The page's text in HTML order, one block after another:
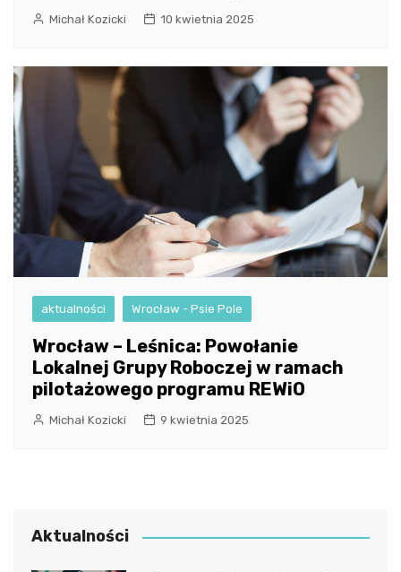
Michał Kozicki 10 kwietnia 2025
aktualności Wrocław - Psie Pole
Wrocław – Leśnica: Powołanie
Lokalnej Grupy Roboczej w ramach
pilotażowego programu REWiO
Michał Kozicki 9 kwietnia 2025
Aktualności